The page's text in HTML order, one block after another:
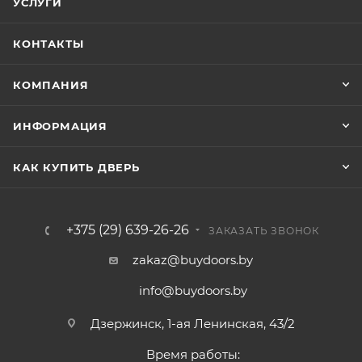
КОНТАКТЫ
КОМПАНИЯ
ИНФОРМАЦИЯ
КАК КУПИТЬ ДВЕРЬ
+375 (29) 639-26-26 ЗАКАЗАТЬ ЗВОНОК
zakaz@buydoors.by
info@buydoors.by
Дзержинск, 1-ая Ленинская, 43/2
Время работы: